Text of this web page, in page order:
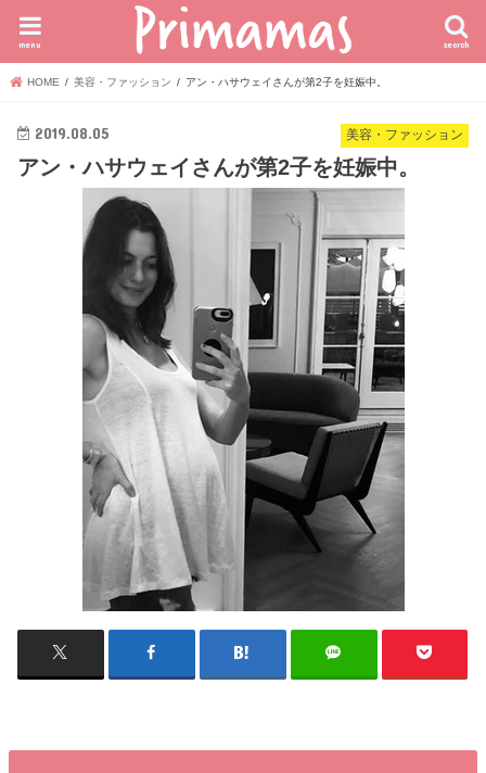
search
menu
HOME 美容・ファッション アン・ハサウェイさんが第2子を妊娠中。
美容・ファッション
2019.08.05
アン・ハサウェイさんが第2子を妊娠中。